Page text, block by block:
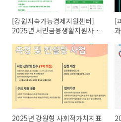
[강원지속가능경제지원센터]
2025년 서민금융생활지원사업
기업 2차 모집 안내
[
2025년 강원형 사회적가치지표